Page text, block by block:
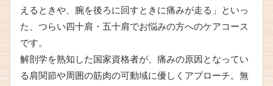
えるときや、腕を後ろに回すときに痛みが走る」といっ
た、つらい四十肩・五十肩でお悩みの方へのケアコース
です。
解剖学を熟知した国家資格者が、痛みの原因となってい
る肩関節や周囲の筋肉の可動域に優しくアプローチ。無